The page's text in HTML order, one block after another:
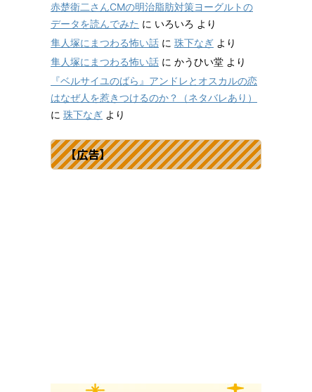
赤楚衛二さんCMの明治脂肪対策ヨーグルトの
データを読んでみた に いろいろ より
隼人塚にまつわる怖い話 に 珠下なぎ より
隼人塚にまつわる怖い話 に かうひい堂 より
『ベルサイユのばら』アンドレとオスカルの恋
はなぜ人を惹きつけるのか？（ネタバレあり）
に 珠下なぎ より
【広告】